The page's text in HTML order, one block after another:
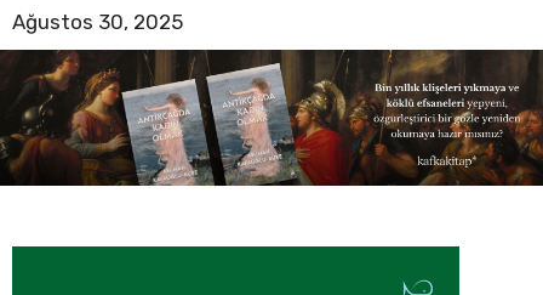
Ağustos 30, 2025